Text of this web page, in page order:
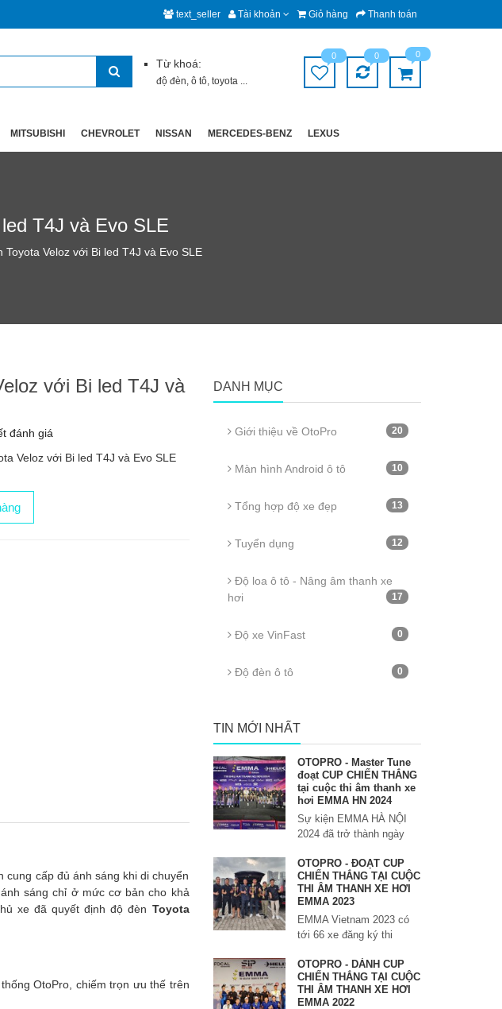
text_seller Tài khoản Giỏ hàng Thanh toán
Từ khoá:
độ đèn,ô tô,toyota ...
0 0 0
MITSUBISHI CHEVROLET NISSAN MERCEDES-BENZ LEXUS
T4J và Evo SLE
Toyota Veloz với Bi led T4J và Evo SLE
với Bi led T4J và
đánh giá
Veloz với Bi led T4J và Evo SLE
cấp đủ ánh sáng khi di chuyển
sáng chỉ ở mức cơ bản cho khả
xe đã quyết định độ đèn Toyota
OtoPro, chiếm trọn ưu thế trên
DANH MỤC
Giới thiệu về OtoPro 20
Màn hình Android ô tô 10
Tổng hợp độ xe đẹp 13
Tuyển dụng 12
Độ loa ô tô - Nâng âm thanh xe
hơi
17
Độ xe VinFast 0
Độ đèn ô tô 0
TIN MỚI NHẤT
OTOPRO - Master Tune
đoạt CUP CHIẾN THẮNG
tại cuộc thi âm thanh xe
hơi EMMA HN 2024
Sự kiện EMMA HÀ NỘI
2024 đã trở thành ngày
OTOPRO - ĐOẠT CUP
CHIẾN THẮNG TẠI CUỘC
THI ÂM THANH XE HƠI
EMMA 2023
EMMA Vietnam 2023 có
tới 66 xe đăng ký thi
OTOPRO - DÀNH CUP
CHIẾN THẮNG TẠI CUỘC
THI ÂM THANH XE HƠI
EMMA 2022